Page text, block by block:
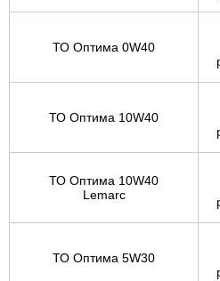
ТО Оптима 0W40
ТО Оптима 10W40
ТО Оптима 10W40
Lemarc
ТО Оптима 5W30